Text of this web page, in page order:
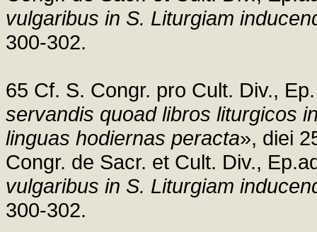
vulgaribus in S. Liturgiam
300-302.
65 Cf. S. Congr. pro Cult. Div.,
servandis quoad libros liturgicos
linguas hodiernas peracta», diei
Congr. de Sacr. et Cult. Div.,
vulgaribus in S. Liturgiam
300-302.